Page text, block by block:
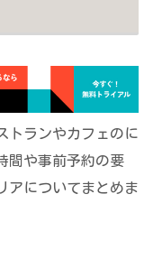
トランやカフェのに
間や事前予約の要
アについてまとめま